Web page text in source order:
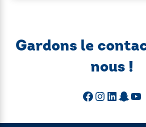
Gardons le
nous !
Facebook Instagram LinkedIn Snapchat YouTube